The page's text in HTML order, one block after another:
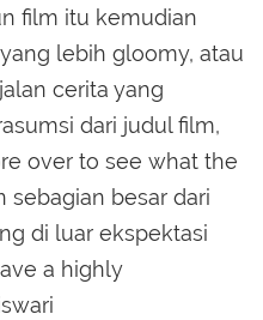
film itu kemudian
lebih gloomy, atau
cerita yang
dari judul film,
over to see what the
sebagian besar dari
di luar ekspektasi
a highly